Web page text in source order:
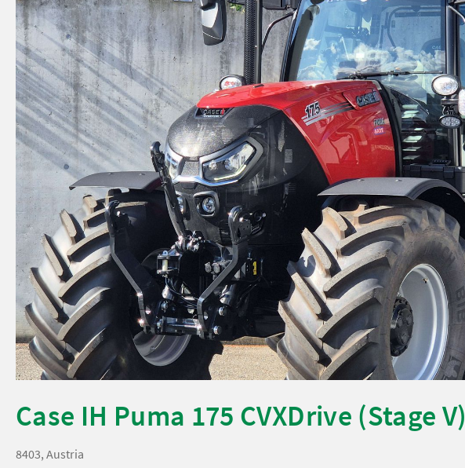
Case IH Puma 175 CVXDrive (Stage V)
8403, Austria